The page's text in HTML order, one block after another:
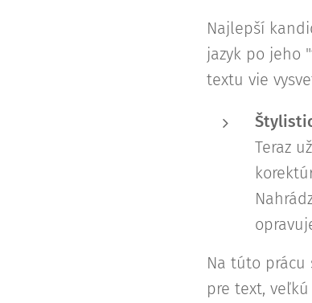
Najlepší
jazyk po jeho
textu vie
Teraz
Na túto prácu
pre text,